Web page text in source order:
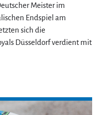
Meister im
Endspiel am
sich die
Düsseldorf verdient mit